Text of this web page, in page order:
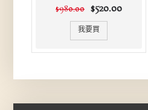
$980.00 $520.00
我要買